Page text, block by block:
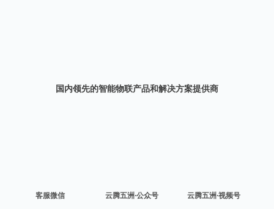
国内领先的智能物联产品和解决方案提供商
客服微信 云腾五洲·公众号 云腾五洲·视频号